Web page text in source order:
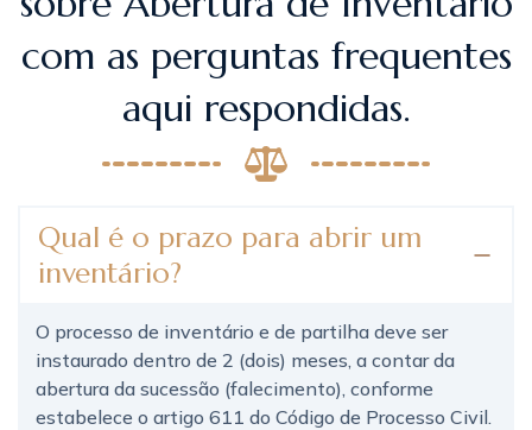
com as perguntas frequentes
aqui respondidas.
Qual é o prazo para abrir um
inventário?
O processo de inventário e de partilha deve ser
instaurado dentro de 2 (dois) meses, a contar da
abertura da sucessão (falecimento), conforme
estabelece o artigo 611 do Código de Processo Civil.